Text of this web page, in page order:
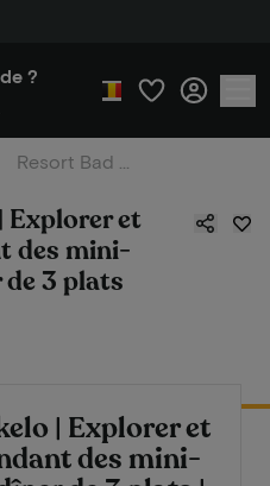
?
Explorer et
des mini-
3 plats
| Explorer et
des mini-